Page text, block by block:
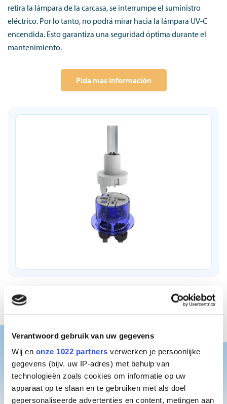
Verantwoord gebruik van uw gegevens
Wij en onze 1022 partners verwerken je persoonlijke
gegevens (bijv. uw IP-adres) met behulp van
technologieën zoals cookies om informatie op uw
apparaat op te slaan en te gebruiken met als doel
gepersonaliseerde advertenties en content, metingen aan
retira la lámpara de la carcasa, se interrumpe el suministro
eléctrico. Por lo tanto, no podrá mirar hacia la lámpara UV-C
encendida. Esto garantiza una seguridad óptima durante el
mantenimiento.
Pida mas información
Especificaciones técnicas
Número de articulo